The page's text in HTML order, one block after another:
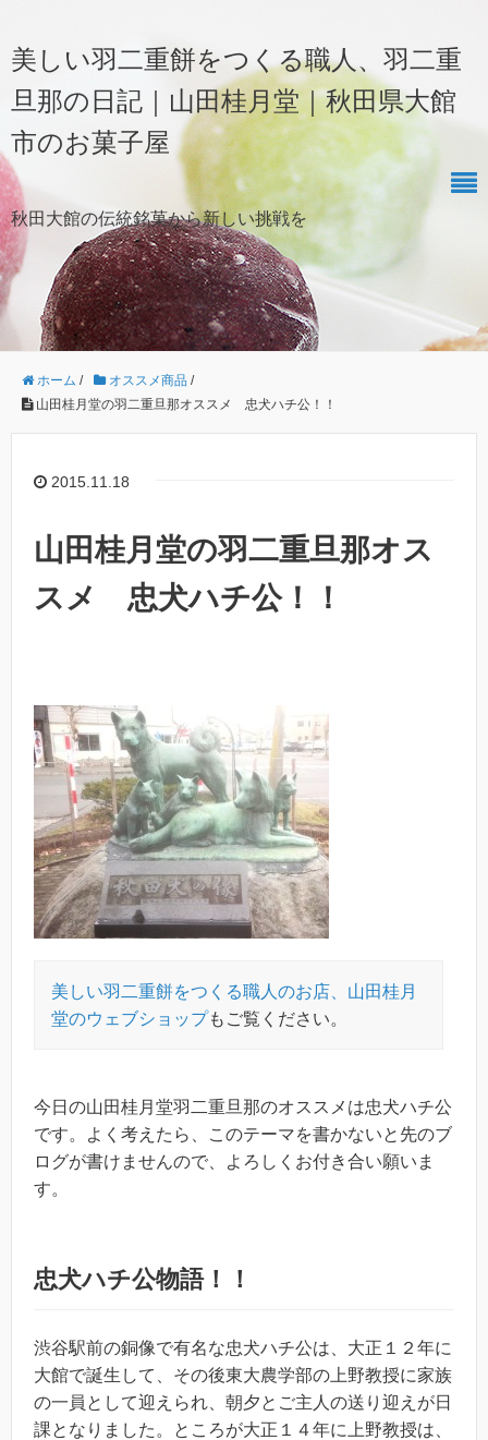
美しい羽二重餅をつくる職人、羽二重
旦那の日記｜山田桂月堂｜秋田県大館
市のお菓子屋
秋田大館の伝統銘菓から新しい挑戦を
ホーム / オススメ商品 /
山田桂月堂の羽二重旦那オススメ 忠犬ハチ公！！
2015.11.18
山田桂月堂の羽二重旦那オス
スメ 忠犬ハチ公！！
美しい羽二重餅をつくる職人のお店、山田桂月
堂のウェブショップもご覧ください。
今日の山田桂月堂羽二重旦那のオススメは忠犬ハチ公
です。よく考えたら、このテーマを書かないと先のブ
ログが書けませんので、よろしくお付き合い願いま
す。
忠犬ハチ公物語！！
渋谷駅前の銅像で有名な忠犬ハチ公は、大正１２年に
大館で誕生して、その後東大農学部の上野教授に家族
の一員として迎えられ、朝夕とご主人の送り迎えが日
課となりました。ところが大正１４年に上野教授は、